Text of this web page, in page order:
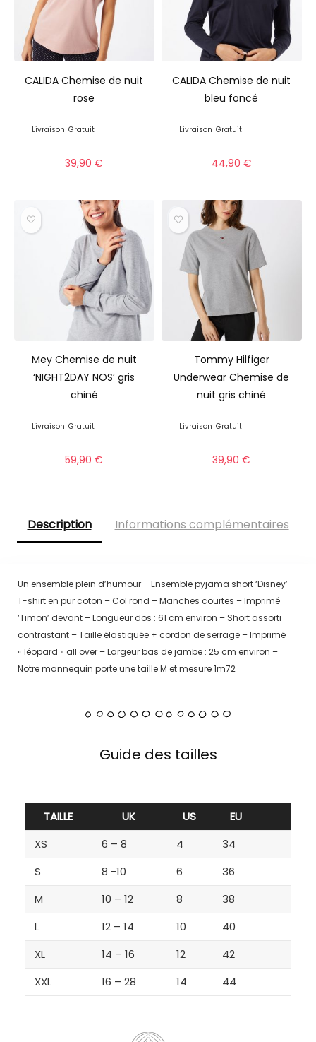
CALIDA Chemise de nuit
rose
Livraison Gratuit
39,90€
CALIDA Chemise de nuit
bleu foncé
Livraison Gratuit
44,90 €
Mey Chemise de nuit
‘NIGHT2DAY NOS’ gris
chiné
Livraison Gratuit
59,90€
Tommy Hilfiger
Underwear Chemise de
nuit gris chiné
Livraison Gratuit
39,90€
Description Informations complémentaires
Un ensemble plein d’humour – Ensemble pyjama short ‘Disney’ –
T-shirt en pur coton – Col rond – Manches courtes – Imprimé
‘Timon’ devant – Longueur dos : 61 cm environ – Short assorti
contrastant – Taille élastiquée + cordon de serrage – Imprimé
« léopard » all over – Largeur bas de jambe : 25 cm environ –
Notre mannequin porte une taille M et mesure 1m72
Guide des tailles
TAILLE UK US
EU
XS
6 – 8 4
34
S
8 -10 6
36
M
10 – 12 8
38
L
12 – 14 10
40
XL
14 – 16 12
42
XXL
16 – 28 14 44